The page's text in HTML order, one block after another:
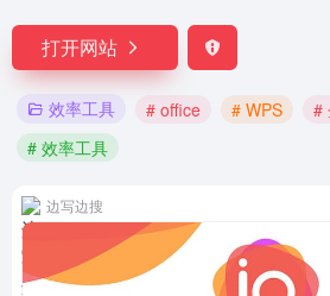
打开网站
效率工具 # office # WPS
#
# 效率工具
边写边搜